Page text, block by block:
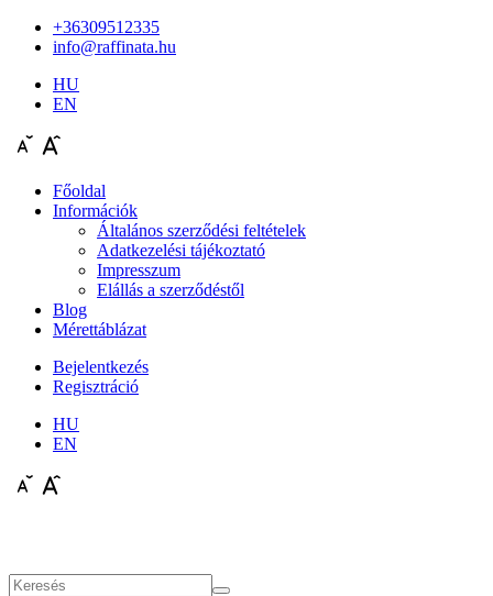
+36309512335
info@raffinata.hu
HU
EN
Főoldal
Információk
Általános szerződési feltételek
Adatkezelési tájékoztató
Impresszum
Elállás a szerződéstől
Blog
Mérettáblázat
Bejelentkezés
Regisztráció
HU
EN